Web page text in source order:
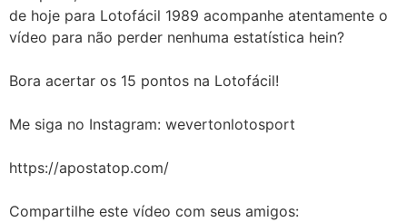
de hoje para Lotofácil 1989 acompanhe atentamente o
vídeo para não perder nenhuma estatística hein?
Bora acertar os 15 pontos na Lotofácil!
Me siga no Instagram: wevertonlotosport
https://apostatop.com/
Compartilhe este vídeo com seus amigos: